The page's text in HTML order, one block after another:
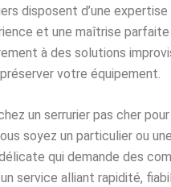
disposent d’une
et une maîtrise
à des solutions
votre équipement.
un serrurier pas cher
soyez un particulier ou
qui demande des
service alliant rapidité,